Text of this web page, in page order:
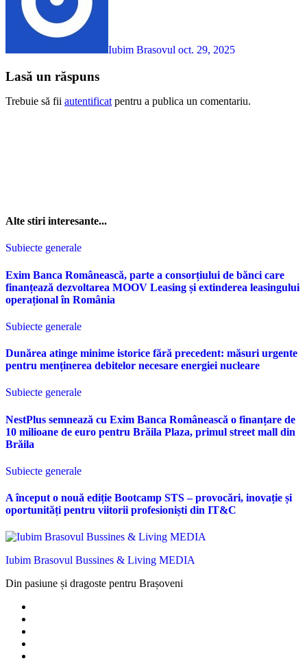
Iubim Brasovul oct. 29, 2025
Lasă un răspuns
Trebuie să fii autentificat pentru a publica un comentariu.
Alte stiri interesante...
Subiecte generale
Exim Banca Românească, parte a consorțiului de bănci care
finanțează dezvoltarea MOOV Leasing și extinderea leasingului
operațional în România
Subiecte generale
Dunărea atinge minime istorice fără precedent: măsuri urgente
pentru menținerea debitelor necesare energiei nucleare
Subiecte generale
NestPlus semnează cu Exim Banca Românească o finanțare de
10 milioane de euro pentru Brăila Plaza, primul street mall din
Brăila
Subiecte generale
A început o nouă ediție Bootcamp STS – provocări, inovație și
oportunități pentru viitorii profesioniști din IT&C
Iubim Brasovul Bussines & Living MEDIA
Din pasiune și dragoste pentru Brașoveni